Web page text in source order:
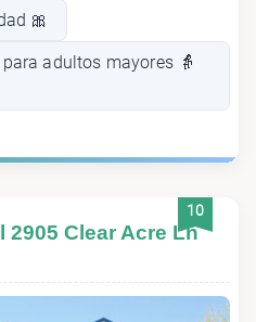
🎀
adultos mayores 👵
10
2905 Clear Acre Ln